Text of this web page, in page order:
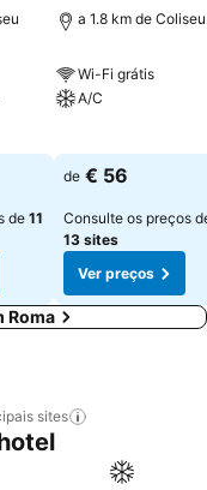
de11
a 1.8 km de Coliseu
Wi-Fi grátis
A/C
de € 56
Consulte os preços
13 sites
Ver preços
Roma
sites